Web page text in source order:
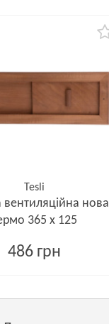
Tesli
вентиляційна нова
365 x 125
486 грн